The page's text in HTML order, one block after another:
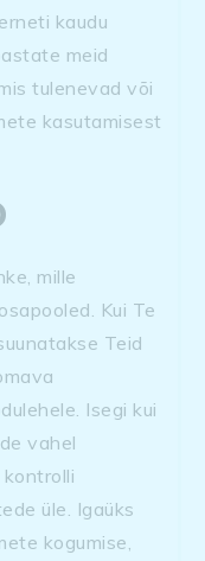
kaudu
meid
tulenevad või
kasutamisest
mille
Kui Te
Teid
Isegi kui
vahel
üle. Igaüks
kogumise,